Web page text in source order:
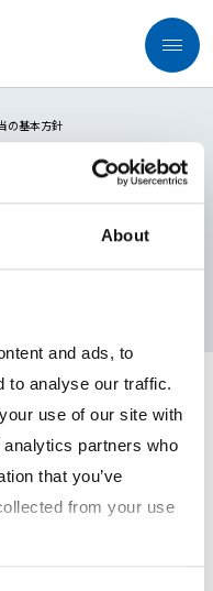
About
and ads, to
to analyse our traffic.
use of our site with
partners who
that you’ve
from your use
の基本方針
基本方針
スを勘案した資本構成と
ります。持続的な成長の
る配当政策を経営の最重
。中期経営計画（2024-
を継続し、１株当たり
対する連結配当性向 30％